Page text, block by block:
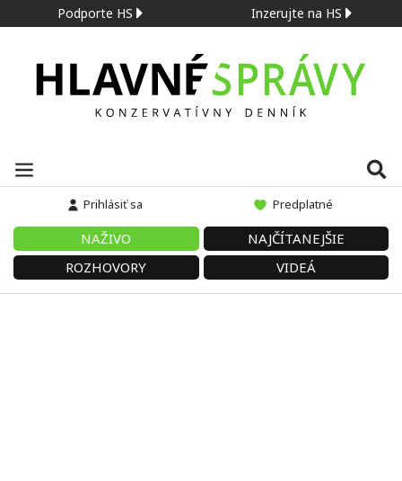
Podporte HS Inzerujte na HS
Prihlásiť sa Predplatné
NAŽIVO
NAJČÍTANEJŠIE
ROZHOVORY
VIDEÁ